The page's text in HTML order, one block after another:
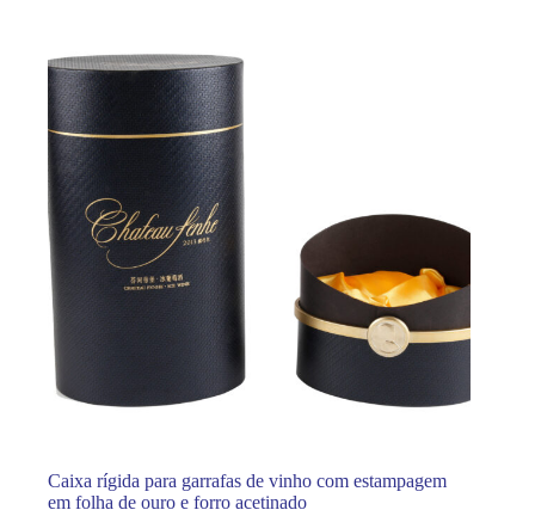
Caixa rígida para garrafas de vinho com estampagem
em folha de ouro e forro acetinado